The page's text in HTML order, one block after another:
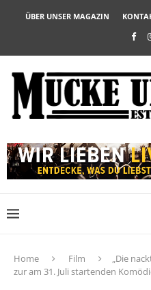
ÜBER UNSER MAGAZIN
Home Film
„Die
zur am 31. Juli startenden